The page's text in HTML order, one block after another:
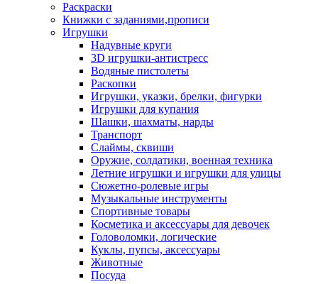
Раскраски
Книжки с заданиями,прописи
Игрушки
Надувные круги
3D игрушки-антистресс
Водяные пистолеты
Раскопки
Игрушки, указки, брелки, фигурки
Игрушки для купания
Шашки, шахматы, нарды
Транспорт
Слаймы, сквиши
Оружие, солдатики, военная техника
Летние игрушки и игрушки для улицы
Сюжетно-ролевые игры
Музыкальные инструменты
Спортивные товары
Косметика и аксессуары для девочек
Головоломки, логические
Куклы, пупсы, аксессуары
Животные
Посуда